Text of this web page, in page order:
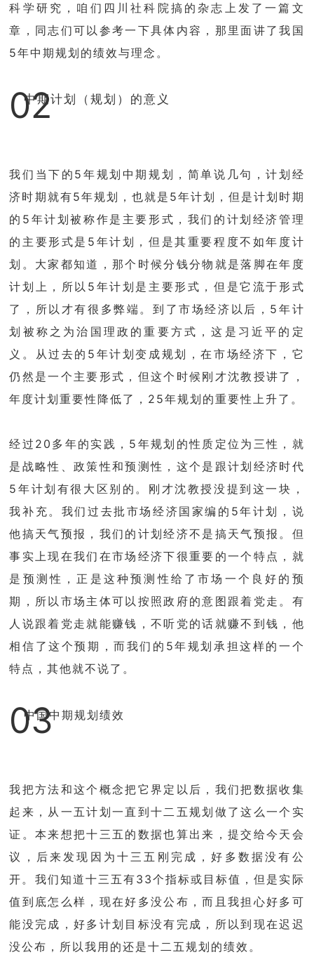
科学研究，咱们四川社科院搞的杂志上发了一篇文
章，同志们可以参考一下具体内容，那里面讲了我国
5年中期规划的绩效与理念。
中期计划（规划）的意义
02
我们当下的5年规划中期规划，简单说几句，计划经
济时期就有5年规划，也就是5年计划，但是计划时期
的5年计划被称作是主要形式，我们的计划经济管理
的主要形式是5年计划，但是其重要程度不如年度计
划。大家都知道，那个时候分钱分物就是落脚在年度
计划上，所以5年计划是主要形式，但是它流于形式
了，所以才有很多弊端。到了市场经济以后，5年计
划被称之为治国理政的重要方式，这是习近平的定
义。从过去的5年计划变成规划，在市场经济下，它
仍然是一个主要形式，但这个时候刚才沈教授讲了，
年度计划重要性降低了，25年规划的重要性上升了。
经过20多年的实践，5年规划的性质定位为三性，就
是战略性、政策性和预测性，这个是跟计划经济时代
5年计划有很大区别的。刚才沈教授没提到这一块，
我补充。我们过去批市场经济国家编的5年计划，说
他搞天气预报，我们的计划经济不是搞天气预报。但
事实上现在我们在市场经济下很重要的一个特点，就
是预测性，正是这种预测性给了市场一个良好的预
期，所以市场主体可以按照政府的意图跟着党走。有
人说跟着党走就能赚钱，不听党的话就赚不到钱，他
相信了这个预期，而我们的5年规划承担这样的一个
特点，其他就不说了。
中国中期规划绩效
03
我把方法和这个概念把它界定以后，我们把数据收集
起来，从一五计划一直到十二五规划做了这么一个实
证。本来想把十三五的数据也算出来，提交给今天会
议，后来发现因为十三五刚完成，好多数据没有公
开。我们知道十三五有33个指标或目标值，但是实际
值到底怎么样，现在好多没公布，而且我担心好多可
能没完成，好多计划目标没有完成，所以到现在迟迟
没公布，所以我用的还是十二五规划的绩效。